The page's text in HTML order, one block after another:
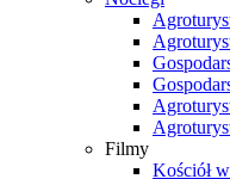
Filmy
Kościół